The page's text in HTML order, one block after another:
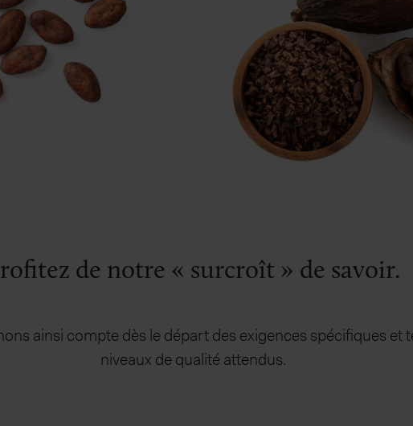
de notre « surcroît » de savoir.
ainsi compte dès le départ des exigences spécifiques et
niveaux de qualité attendus.